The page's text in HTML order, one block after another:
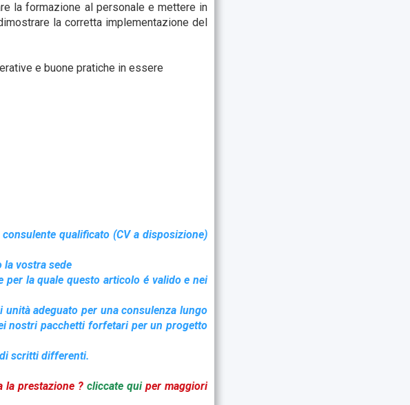
la formazione al personale e mettere in
la corretta implementazione del
e buone pratiche in essere
qualificato (CV a disposizione)
la vostra sede
la quale questo articolo é valido e nei
adeguato per una consulenza lungo
nostri pacchetti forfetari per un progetto
scritti differenti.
la prestazione ? cliccate qui per maggiori